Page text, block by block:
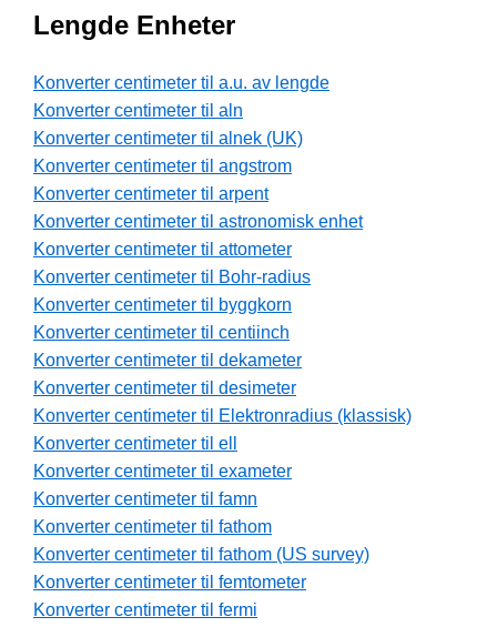
Lengde Enheter
Konverter centimeter til a.u. av lengde
Konverter centimeter til aln
Konverter centimeter til alnek (UK)
Konverter centimeter til angstrom
Konverter centimeter til arpent
Konverter centimeter til astronomisk enhet
Konverter centimeter til attometer
Konverter centimeter til Bohr-radius
Konverter centimeter til byggkorn
Konverter centimeter til centiinch
Konverter centimeter til dekameter
Konverter centimeter til desimeter
Konverter centimeter til Elektronradius (klassisk)
Konverter centimeter til ell
Konverter centimeter til exameter
Konverter centimeter til famn
Konverter centimeter til fathom
Konverter centimeter til fathom (US survey)
Konverter centimeter til femtometer
Konverter centimeter til fermi